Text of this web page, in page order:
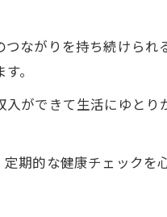
ながりを持ち続けられ
。
ができて生活にゆとり
期的な健康チェックを